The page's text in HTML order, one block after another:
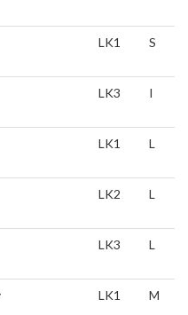
LK1 S
LK3 I
LK1 L
LK2 L
LK3 L
LK1 M